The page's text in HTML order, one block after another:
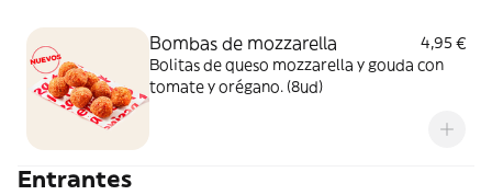
Bombas de mozzarella
4,95 €
Bolitas de queso mozzarella y gouda con
tomate y orégano. (8ud)
Entrantes